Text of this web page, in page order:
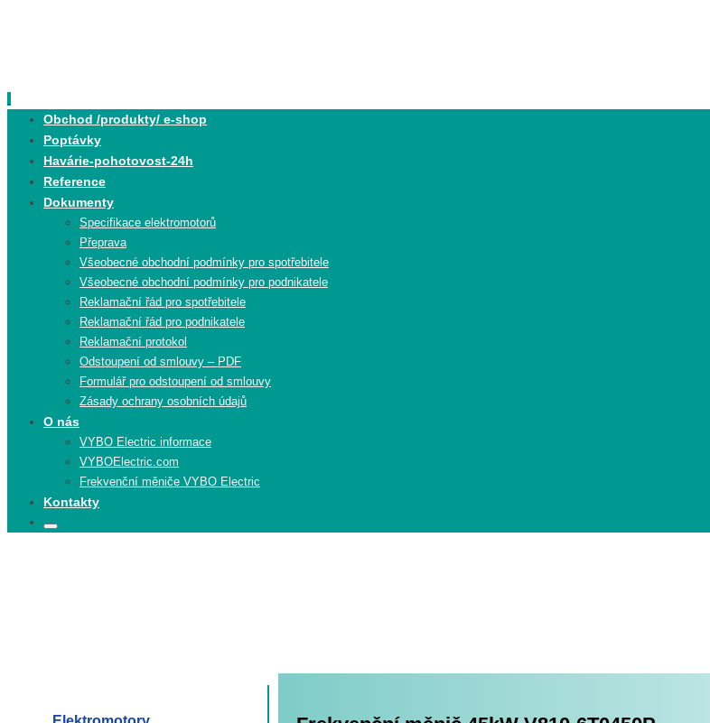
content
Obchod /produkty/ e-shop
Poptávky
Havárie-pohotovost-24h
Reference
Dokumenty
Specifikace elektromotorů
Přeprava
Všeobecné obchodní podmínky pro spotřebitele
Všeobecné obchodní podmínky pro podnikatele
Reklamační řád pro spotřebitele
Reklamační řád pro podnikatele
Reklamační protokol
Odstoupení od smlouvy – PDF
Formulář pro odstoupení od smlouvy
Zásady ochrany osobních údajů
O nás
VYBO Electric informace
VYBOElectric.com
Frekvenční měniče VYBO Electric
Kontakty
Search
Search